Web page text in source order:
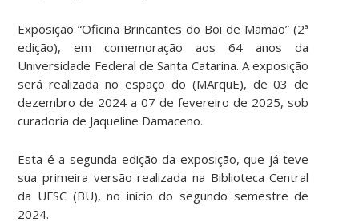
Exposição “Oficina Brincantes do Boi de Mamão” (2ª
edição), em comemoração aos 64 anos da
Universidade Federal de Santa Catarina. A exposição
será realizada no espaço do (MArquE), de 03 de
dezembro de 2024 a 07 de fevereiro de 2025, sob
curadoria de Jaqueline Damaceno.
Esta é a segunda edição da exposição, que já teve
sua primeira versão realizada na Biblioteca Central
da UFSC (BU), no início do segundo semestre de
2024.